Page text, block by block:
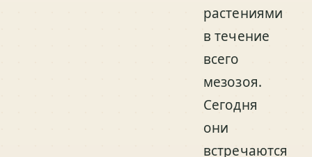
растениями
в течение
всего
мезозоя.
Сегодня
они
встречаются